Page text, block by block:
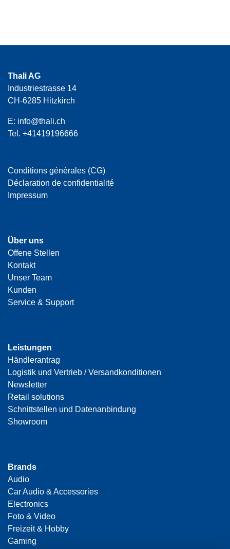
Thali AG
Industriestrasse 14
CH-6285 Hitzkirch
E: info@thali.ch
Tel. +41419196666
Conditions générales (CG)
Déclaration de confidentialité
Impressum
Über uns
Offene Stellen
Kontakt
Unser Team
Kunden
Service & Support
Leistungen
Händlerantrag
Logistik und Vertrieb / Versandkonditionen
Newsletter
Retail solutions
Schnittstellen und Datenanbindung
Showroom
Brands
Audio
Car Audio & Accessories
Electronics
Foto & Video
Freizeit & Hobby
Gaming